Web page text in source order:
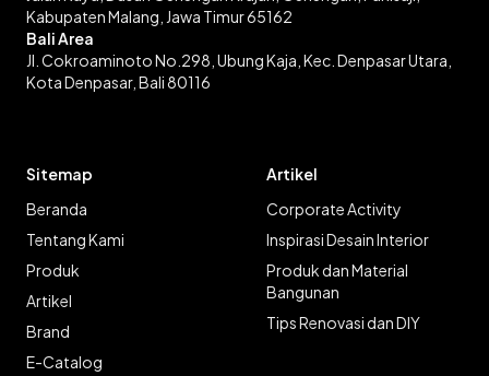
Kabupaten Malang, Jawa Timur 65162
Bali Area
Jl. Cokroaminoto No.298, Ubung Kaja, Kec. Denpasar Utara,
Kota Denpasar, Bali 80116
Sitemap
Beranda
Tentang Kami
Produk
Artikel
Brand
E-Catalog
Artikel
Corporate Activity
Inspirasi Desain Interior
Produk dan Material
Bangunan
Tips Renovasi dan DIY